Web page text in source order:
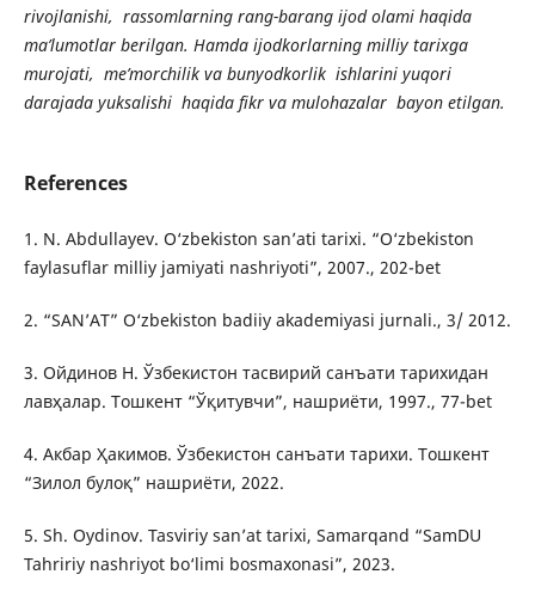
rivojlanishi, rаssоmlаrning rаng-bаrаng ijоd оlаmi haqida
ma’lumotlar berilgan. Hamda ijodkorlarning milliy tarixga
murojati, me’morchilik va bunyodkorlik ishlarini yuqori
darajada yuksalishi haqida fikr va mulоhаzаlаr bаyоn etilgаn.
References
1. N. Abdullayev. O‘zbekiston san’ati tarixi. “O‘zbekiston
faylasuflar milliy jamiyati nashriyoti”, 2007., 202-bеt
2. “SАN’АT” О‘zbеkistоn bаdiiу аkаdеmiуаsi jurnаli., 3/ 2012.
3. Ойдинов Н. Ўзбекистон тасвирий санъати тарихидан
лавҳалар. Тошкент “Ўқитувчи”, нашриёти, 1997., 77-bеt
4. Акбар Ҳакимов. Ўзбекистон санъати тарихи. Тошкент
“Зилол булоқ” нашриёти, 2022.
5. Sh. Oydinov. Tasviriy san’at tarixi, Samarqand “SamDU
Tahririy nashriyot bo‘limi bosmaxonasi”, 2023.